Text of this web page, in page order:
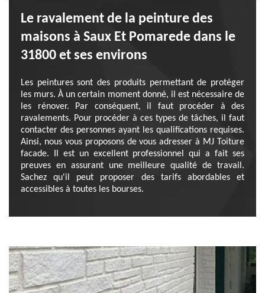
Le ravalement de la peinture des
maisons à Saux Et Pomarede dans le
31800 et ses environs
Les peintures sont des produits permettant de protéger
les murs. À un certain moment donné, il est nécessaire de
les rénover. Par conséquent, il faut procéder à des
ravalements. Pour procéder à ces types de tâches, il faut
contacter des personnes ayant les qualifications requises.
Ainsi, nous vous proposons de vous adresser à MJ Toiture
facade. Il est un excellent professionnel qui a fait ses
preuves en assurant une meilleure qualité de travail.
Sachez qu'il peut proposer des tarifs abordables et
accessibles à toutes les bourses.